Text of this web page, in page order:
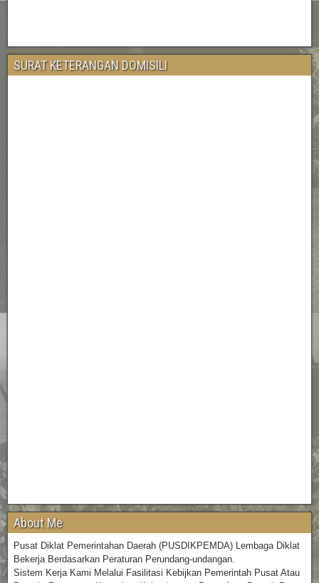
SURAT KETERANGAN DOMISILI
About Me
Pusat Diklat Pemerintahan Daerah (PUSDIKPEMDA) Lembaga Diklat
Bekerja Berdasarkan Peraturan Perundang-undangan.
Sistem Kerja Kami Melalui Fasilitasi Kebijkan Pemerintah Pusat Atau